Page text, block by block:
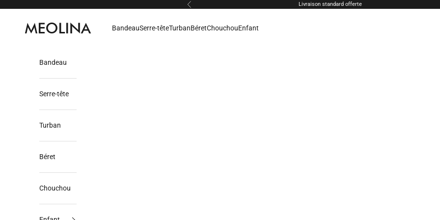
Précédent Livraison standard offerte
Meolina
BandeauSerre-têteTurbanBéretChouchouEnfant
Bandeau
Serre-tête
Turban
Béret
Chouchou